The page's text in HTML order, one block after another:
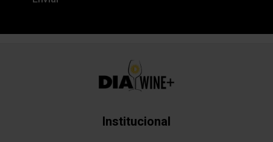
Institucional